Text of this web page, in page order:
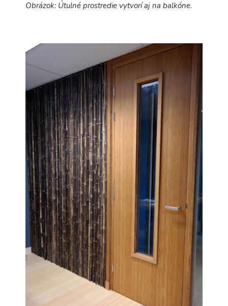
Obrázok: Útulné prostredie vytvorí aj na balkóne.